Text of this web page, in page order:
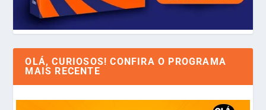
OLÁ, CURIOSOS! CONFIRA O PROGRAMA
MAIS RECENTE